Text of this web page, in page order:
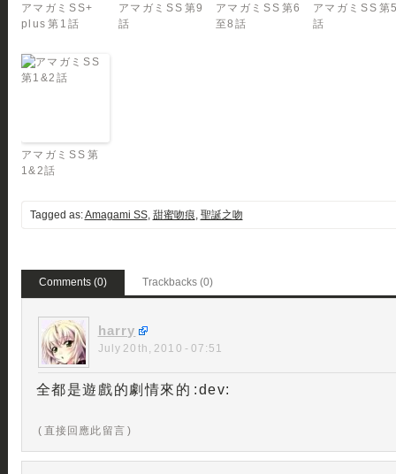
アマガミSS+
plus 第1話
アマガミSS 第9
話
アマガミSS 第6
至8話
アマガミSS 第
話
アマガミSS 第
1&2話
Tagged as:Amagami SS, 甜蜜吻痕, 聖誕之吻
Comments (0) Trackbacks (0)
harry
July 20th, 2010 - 07:51
全都是遊戲的劇情來的 :dev:
( 直接回應此留言 )